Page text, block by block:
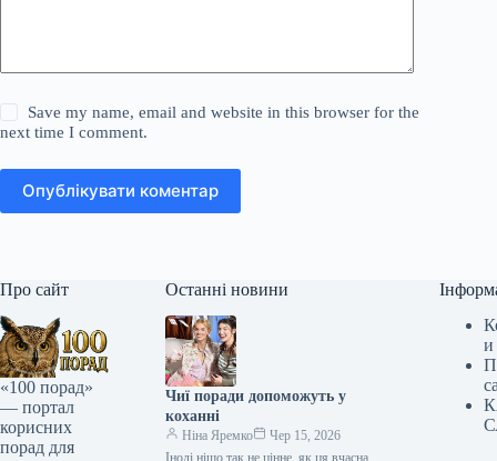
Save my name, email and website in this browser for the
next time I comment.
Опублікувати коментар
Про сайт
«100 порад»
— портал
корисних
порад для
Останні новини
Чиї поради допоможуть у
коханні
Ніна Яремко
Чер 15, 2026
и